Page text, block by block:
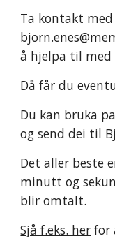
å hjelpa til
Då får du
Du kan bruka
og send dei til
Det aller beste
minutt og
blir omtalt.
Sjå f.eks. her for